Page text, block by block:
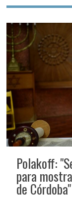
Polakoff:
para
de Córdoba"